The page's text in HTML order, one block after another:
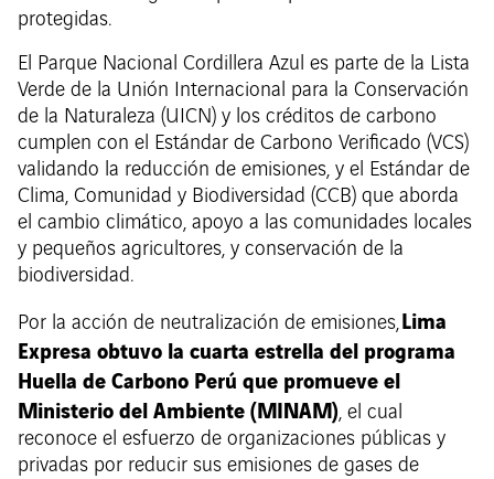
protegidas.
El Parque Nacional Cordillera Azul es parte de la Lista
Verde de la Unión Internacional para la Conservación
de la Naturaleza (UICN) y los créditos de carbono
cumplen con el Estándar de Carbono Verificado (VCS)
validando la reducción de emisiones, y el Estándar de
Clima, Comunidad y Biodiversidad (CCB) que aborda
el cambio climático, apoyo a las comunidades locales
y pequeños agricultores, y conservación de la
biodiversidad.
Por la acción de neutralización de emisiones,Lima
Expresa obtuvo la cuarta estrella del programa
Huella de Carbono Perú que promueve el
Ministerio del Ambiente (MINAM), el cual
reconoce el esfuerzo de organizaciones públicas y
privadas por reducir sus emisiones de gases de